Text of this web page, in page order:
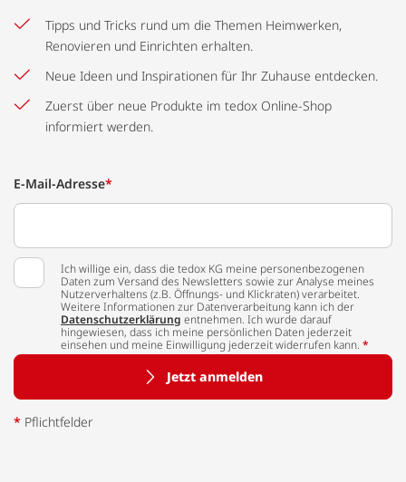
Tipps und Tricks rund um die Themen Heimwerken,
Renovieren und Einrichten erhalten.
Neue Ideen und Inspirationen für Ihr Zuhause entdecken.
Zuerst über neue Produkte im tedox Online-Shop
informiert werden.
E-Mail-Adresse*
Ich willige ein, dass die tedox KG meine personenbezogenen
Daten zum Versand des Newsletters sowie zur Analyse meines
Nutzerverhaltens (z.B. Öffnungs- und Klickraten) verarbeitet.
Weitere Informationen zur Datenverarbeitung kann ich der
Datenschutzerklärung entnehmen. Ich wurde darauf
hingewiesen, dass ich meine persönlichen Daten jederzeit
einsehen und meine Einwilligung jederzeit widerrufen kann. *
Jetzt anmelden
* Pflichtfelder